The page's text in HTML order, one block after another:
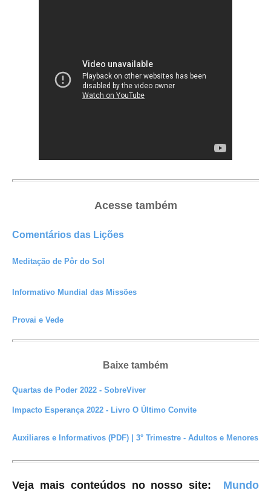
Acesse também
Comentários das Lições
Meditação de Pôr do Sol
Informativo Mundial das Missões
Provai e Vede
Baixe também
Quartas de Poder 2022 - SobreViver
Impacto Esperança 2022 - Livro O Último Convite
Auxiliares e Informativos (PDF) | 3° Trimestre - Adultos e Menores
Veja mais conteúdos no nosso site:
Mundo